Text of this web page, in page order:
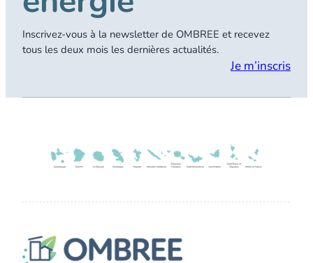
Inscrivez-vous à la newsletter de OMBREE et recevez
tous les deux mois les dernières actualités.
Je m’inscris